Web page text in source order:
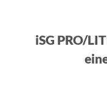
iSG PRO/